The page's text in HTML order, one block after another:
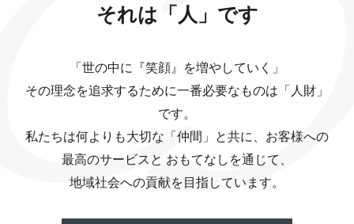
それは「人」です
「世の中に『笑顔』を増やしていく」
その理念を追求するために一番必要なものは「人財」
です。
私たちは何よりも大切な「仲間」と共に、お客様への
最高のサービスと おもてなしを通じて、
地域社会への貢献を目指しています。